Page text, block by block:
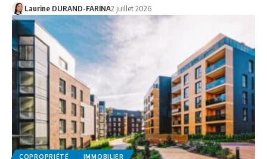
Laurine DURAND-FARINA2 juillet 2026
COPROPRIÉTÉ IMMOBILIER